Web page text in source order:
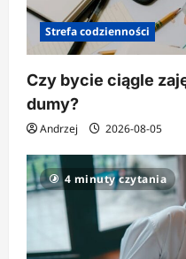
Strefa codzienności
Czy bycie ciągle
dumy?
Andrzej 2026-08-05
4 minuty czytania